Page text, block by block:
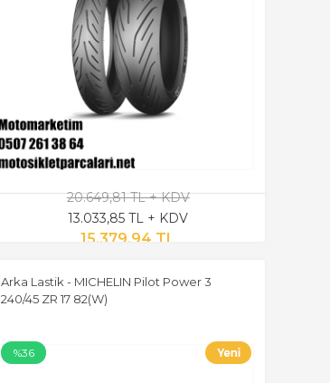
20.649,81 TL + KDV
13.033,85 TL + KDV
15.379,94 TL
Arka Lastik - MICHELIN Pilot Power 3
240/45 ZR 17 82(W)
%36